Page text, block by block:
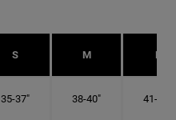
S M L
35-37" 38-40" 41-43"